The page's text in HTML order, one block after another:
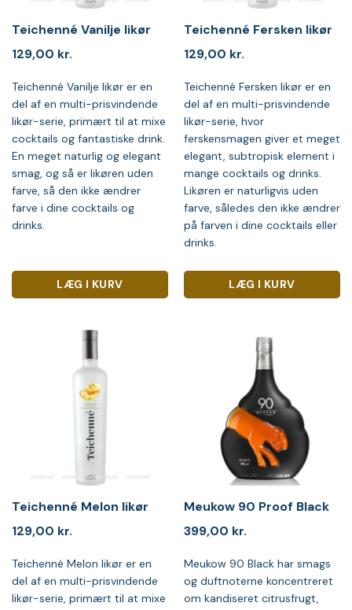
Teichenné Vanilje likør
129,00 kr.
Teichenné Vanilje likør er en
del af en multi-prisvindende
likør-serie, primært til at mixe
cocktails og fantastiske drink.
En meget naturlig og elegant
smag, og så er likøren uden
farve, så den ikke ændrer
farve i dine cocktails og
drinks.
LÆG I KURV
Teichenné Fersken likør
129,00 kr.
Teichenné Fersken likør er en
del af en multi-prisvindende
likør-serie, hvor
ferskensmagen giver et meget
elegant, subtropisk element i
mange cocktails og drinks.
Likøren er naturligvis uden
farve, således den ikke ændrer
på farven i dine cocktails eller
drinks.
LÆG I KURV
Teichenné Melon likør
129,00 kr.
Teichenné Melon likør er en
del af en multi-prisvindende
likør-serie, primært til at mixe
Meukow 90 Proof Black
399,00 kr.
Meukow 90 Black har smags
og duftnoterne koncentreret
om kandiseret citrusfrugt,